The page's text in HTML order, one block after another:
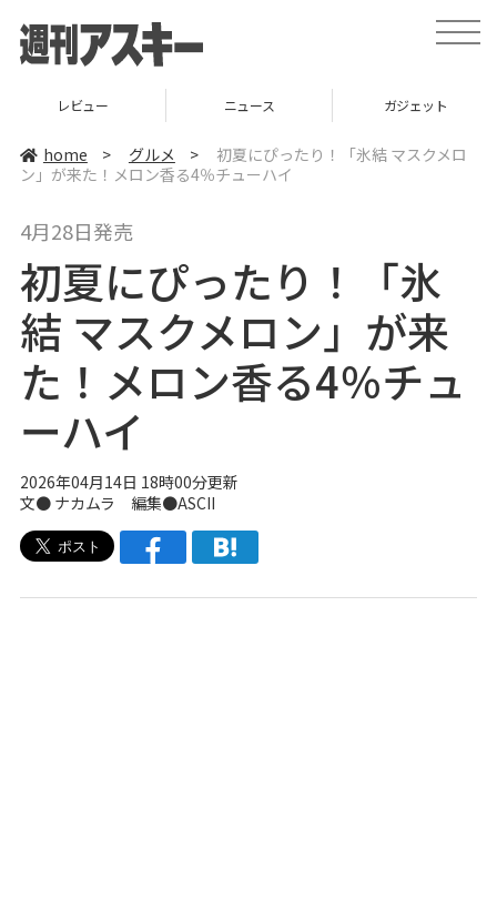
t
o
v
home > グルメ >
初夏にぴったり！「氷結 マスクメロ
ン」が来た！メロン香る4％チューハイ
4月28日発売
初夏にぴったり！「氷
結 マスクメロン」が来
た！メロン香る4％チュ
ーハイ
2026年04月14日 18時00分更新
文● ナカムラ 編集●ASCII